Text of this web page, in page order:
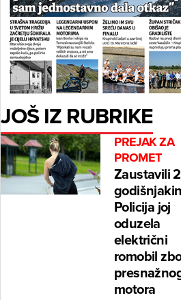
JOŠ IZ RUBRIKE
PREJAK ZA
PROMET
Zaustavili
Policija joj
oduzela
električni
romobil
motora